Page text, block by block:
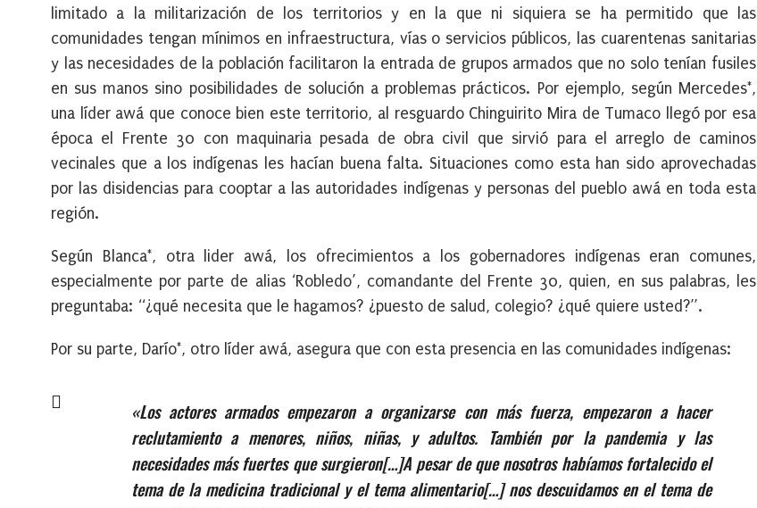
limitado a la militarización de los territorios y en la que ni siquiera se ha permitido que las
comunidades tengan mínimos en infraestructura, vías o servicios públicos, las cuarentenas sanitarias
y las necesidades de la población facilitaron la entrada de grupos armados que no solo tenían fusiles
en sus manos sino posibilidades de solución a problemas prácticos. Por ejemplo, según Mercedes*,
una líder awá que conoce bien este territorio, al resguardo Chinguirito Mira de Tumaco llegó por esa
época el Frente 30 con maquinaria pesada de obra civil que sirvió para el arreglo de caminos
vecinales que a los indígenas les hacían buena falta. Situaciones como esta han sido aprovechadas
por las disidencias para cooptar a las autoridades indígenas y personas del pueblo awá en toda esta
región.
Según Blanca*, otra lider awá, los ofrecimientos a los gobernadores indígenas eran comunes,
especialmente por parte de alias ‘Robledo’, comandante del Frente 30, quien, en sus palabras, les
preguntaba: “¿qué necesita que le hagamos? ¿puesto de salud, colegio? ¿qué quiere usted?”.
Por su parte, Darío*, otro líder awá, asegura que con esta presencia en las comunidades indígenas:
«Los actores armados empezaron a organizarse con más fuerza, empezaron a hacer
reclutamiento a menores, niños, niñas, y adultos. También por la pandemia y las
necesidades más fuertesque surgieron[…]A pesar de que nosotros habíamos fortalecido el
tema de la medicina tradicionalyel tema alimentario[…]nos descuidamosenel tema de